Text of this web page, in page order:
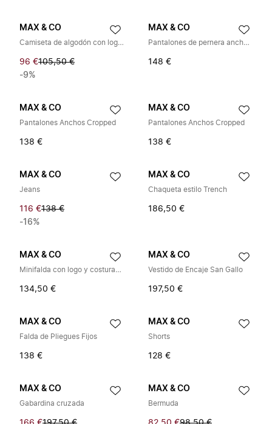
MAX & CO
Camiseta de algodón con logo extragrande
96 €105,50 €
-9%
MAX & CO
Pantalones de pernera ancha con rayas y logo
148 €
MAX & CO
Pantalones Anchos Cropped
138 €
MAX & CO
Pantalones Anchos Cropped
138 €
MAX & CO
Jeans
116 €138 €
-16%
MAX & CO
Chaqueta estilo Trench
186,50 €
MAX & CO
Minifalda con logo y costuras en contraste
134,50 €
MAX & CO
Vestido de Encaje San Gallo
197,50 €
MAX & CO
Falda de Pliegues Fijos
138 €
MAX & CO
Shorts
128 €
MAX & CO
Gabardina cruzada
MAX & CO
Bermuda